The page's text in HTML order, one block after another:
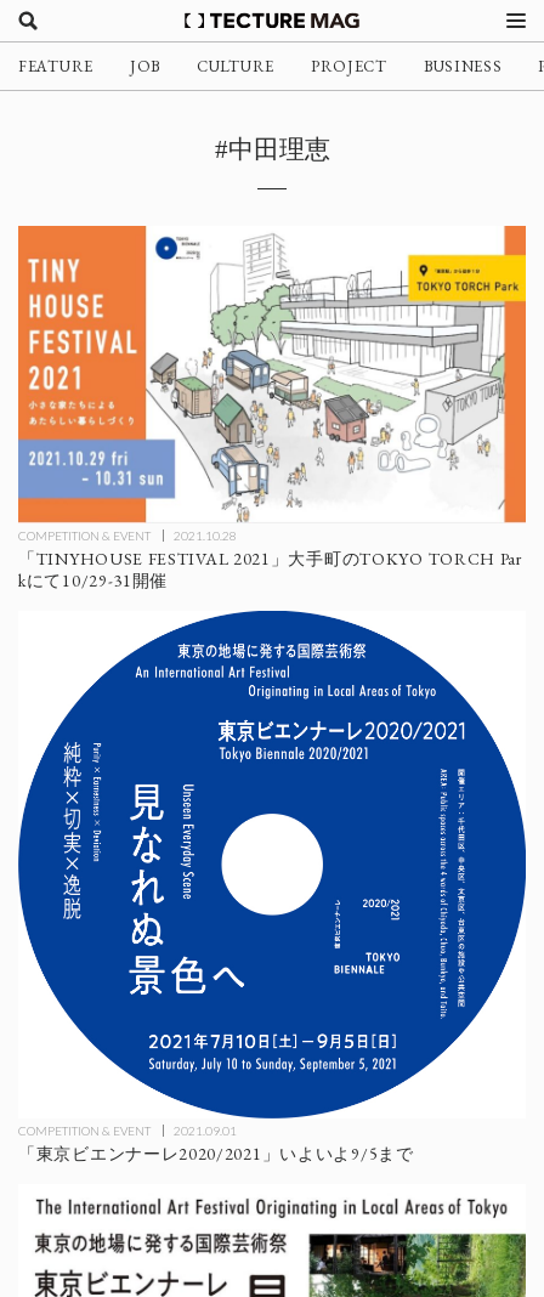
FEATURE JOB CULTURE PROJECT BUSINESS
#中田理恵
COMPETITION & EVENT 2021.10.28
「TINYHOUSE FESTIVAL 2021」大手町のTOKYO TORCH Par
kにて10/29-31開催
COMPETITION & EVENT 2021.09.01
「東京ビエンナーレ2020/2021」いよいよ9/5まで